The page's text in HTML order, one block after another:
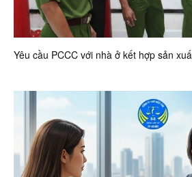
Yêu cầu PCCC với nhà ở kết hợp sản